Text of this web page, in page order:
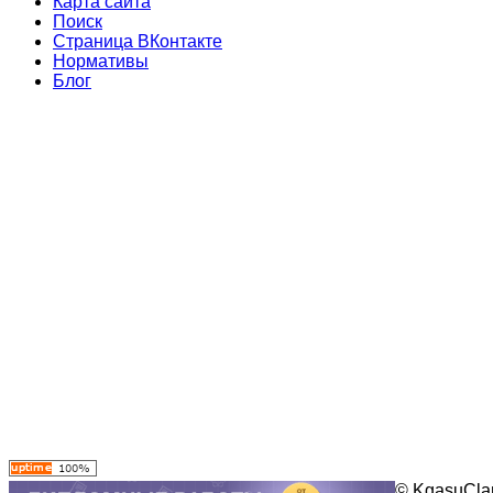
Поиск
Страница ВКонтакте
Нормативы
Блог